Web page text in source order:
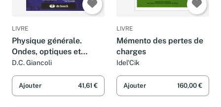
LIVRE
Physique générale.
Ondes, optiques et
physique moderne
D.C. Giancoli
Ajouter 41,61 €
LIVRE
Mémento des pertes de
charges
Idel'Cik
Ajouter 160,00 €